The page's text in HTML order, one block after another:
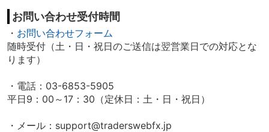
お問い合わせ受付時間
・ お問い合わせフォーム
随時受付（土・日・祝日のご送信は翌営業日での対応とな
ります）
・電話：03-6853-5905
平日9：00～17：30（定休日：土・日・祝日）
・メール：support
traderswebfx.jp